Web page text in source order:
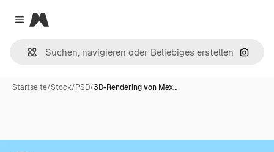
Close menu
Magnific
Nach
Startseite/Stock/PSD/3D-Rendering von Mex…